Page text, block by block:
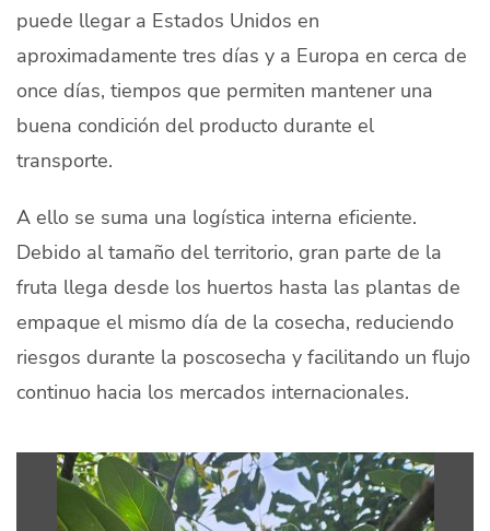
puede llegar a Estados Unidos en
aproximadamente tres días y a Europa en cerca de
once días, tiempos que permiten mantener una
buena condición del producto durante el
transporte.
A ello se suma una logística interna eficiente.
Debido al tamaño del territorio, gran parte de la
fruta llega desde los huertos hasta las plantas de
empaque el mismo día de la cosecha, reduciendo
riesgos durante la poscosecha y facilitando un flujo
continuo hacia los mercados internacionales.